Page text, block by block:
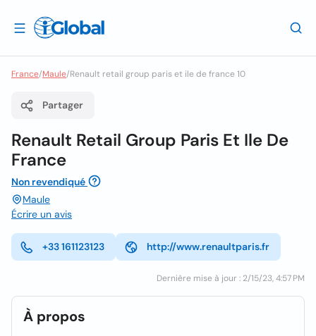
France/Maule/Renault retail group paris et ile de france 10
Partager
Renault Retail Group Paris Et Ile De
France
Non revendiqué
Maule
Écrire un avis
+33 161123123 http://www.renaultparis.fr
Dernière mise à jour : 2/15/23, 4:57 PM
À propos